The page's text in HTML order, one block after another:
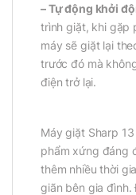
– Tự động khởi
trình giặt, khi gặp
máy sẽ giặt lại
trước đó mà
điện trở lại.
Máy giặt Sharp
phẩm xứng đáng
thêm nhiều thời
giãn bên gia đình.